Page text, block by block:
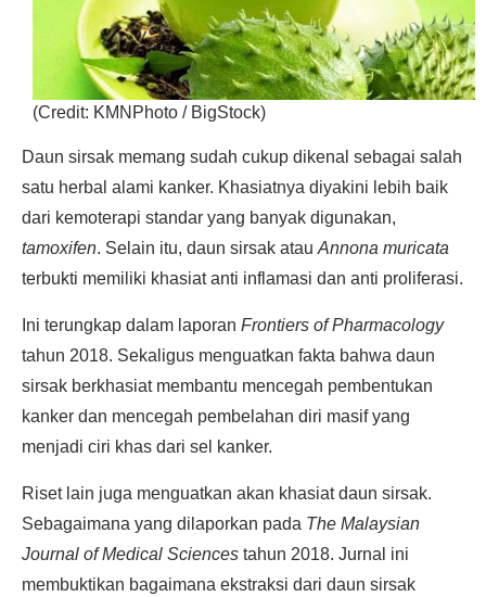
(Credit: KMNPhoto / BigStock)
Daun sirsak memang sudah cukup dikenal sebagai salah
satu herbal alami kanker. Khasiatnya diyakini lebih baik
dari kemoterapi standar yang banyak digunakan,
tamoxifen. Selain itu, daun sirsak atau Annona muricata
terbukti memiliki khasiat anti inflamasi dan anti proliferasi.
Ini terungkap dalam laporan Frontiers of Pharmacology
tahun 2018. Sekaligus menguatkan fakta bahwa daun
sirsak berkhasiat membantu mencegah pembentukan
kanker dan mencegah pembelahan diri masif yang
menjadi ciri khas dari sel kanker.
Riset lain juga menguatkan akan khasiat daun sirsak.
Sebagaimana yang dilaporkan pada The Malaysian
Journal of Medical Sciences tahun 2018. Jurnal ini
membuktikan bagaimana ekstraksi dari daun sirsak